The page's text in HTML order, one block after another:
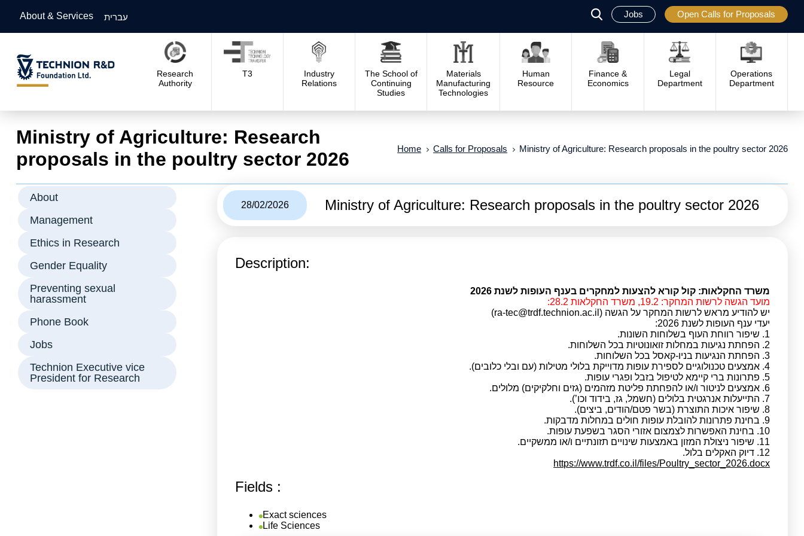
About & Services עברית פתח
סגור Jobs Open Calls for Proposals
Research
Authority
T3
Industry
Relations
The School of
Continuing
Studies
Materials
Manufacturing
Technologies
Human
Resource
Finance &
Economics
Legal
Department
Operations
Department
Ministry of Agriculture: Research
proposals in the poultry sector 2026
Home Calls for Proposals Ministry of Agriculture: Research proposals in the poultry sector 2026
About
Management
Ethics in Research
Gender Equality
Preventing sexual
harassment
Phone Book
Jobs
Technion Executive vice
President for Research
28/02/2026 Ministry of Agriculture: Research proposals in the poultry sector 2026
Description:
משרד החקלאות: קול קורא להצעות למחקרים בענף העופות לשנת 2026
מועד הגשה לרשות המחקר: 19.2, משרד החקלאות 28.2:
יש להודיע מראש לרשות המחקר על הגשה (ra-tec@trdf.technion.ac.il)
יעדי ענף העופות לשנת 2026:
1. שיפור רווחת העוף בשלוחות השונות.
2. הפחתת נגיעות במחלות זואונוטיות בכל השלוחות.
3. הפחתת הנגיעות בניו-קאסל בכל השלוחות.
4. אמצעים טכנולוגיים לספירת עופות מדוייקת בלולי מטילות (עם ובלי כלובים).
5. פתרונות ברי קיימא לטיפול בזבל ופגרי עופות.
6. אמצעים לניטור ו/או להפחתת פליטת מזהמים (גזים וחלקיקים) מלולים.
7. התייעלות אנרגטית בלולים (חשמל, גז, בידוד וכו’).
8. שיפור איכות התוצרת (בשר פטם/הודים, ביצים).
9. בחינת פתרונות להובלת עופות חולים במחלות מדבקות.
10. בחינת האפשרות לצמצום אזורי הסגר בשפעת עופות.
11. שיפור ניצולת המזון באמצעות שינויים תזונתיים ו/או ממשקיים.
12. דיוק האקלים בלול.
https://www.trdf.co.il/files/Poultry_sector_2026.docx
Fields :
Exact sciences
Life Sciences